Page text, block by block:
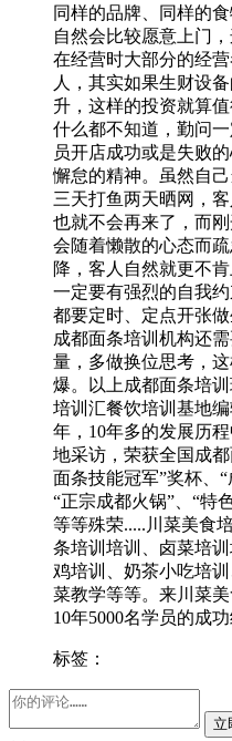
同样的品牌、同样的
自然会比较愿意上门
在经营时大部分的经
人，其实如果生财设
升，这样的投资就算
什么都不知道，勤问
员开店成功或是失败
懈怠的精神。虽然自己
三天打鱼两天晒网，
也就不会再来了，而
会随着懒散的心态而
降，客人自然就更不
一定要有强烈的自我
都要定时、定点开张
成都面条培训机构还
量，多做换位思考，
爆。以上成都面条培
培训汇餐饮培训基地
年，10年多的发展历
地采访，荣获全国成
面条技能冠军”奖杯、
“正宗成都火锅”、“特
等等殊荣.....川菜美食
条培训培训、卤菜培
鸡培训、奶茶小吃培
菜教学等等。来川菜
10年5000名学员的成
标签：